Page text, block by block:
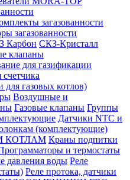
загазованности
загазованности
Карбон СКЗ-Кристалл
клапаны
для газификации
газовых котлов)
Воздушные и
Газовые клапаны Группы
Датчики NTC и
(комплектующие)
КОТЛАМ Краны подпитки
и термостаты
давления воды Реле
Реле протока, датчики